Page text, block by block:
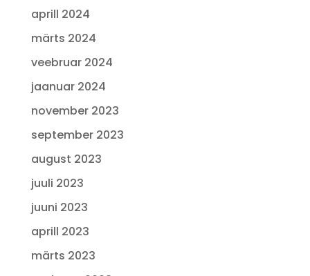
aprill 2024
märts 2024
veebruar 2024
jaanuar 2024
november 2023
september 2023
august 2023
juuli 2023
juuni 2023
aprill 2023
märts 2023